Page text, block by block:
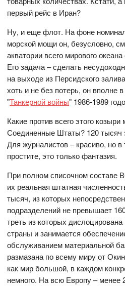
первый рейс в Иран?
Ну, и еще флот. На фоне
морской мощи он, безусловно,
акватории всего мирового
Его задача – сделать
на выходе из Персидского
хоть и не без потерь, он вполне
"Танкерной войны" 1986-1989
Какие против всего этого
Соединенные Штаты? 120 тысяч
Для журналистов – красиво, но в
простите, это только фантазия.
При полном списочном составе
их реальная штатная
тысяч, из которых
подразделений не превышает
треть из которых
страны и занимается
обслуживанием материальной
размазана по всему миру от
как мир большой, в каждом
немного. На всю Европу – менее